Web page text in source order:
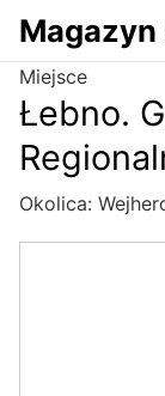
Przejdź do
Miejsce
Łebno.
Okolica: